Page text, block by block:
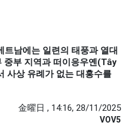
트남에는 일련의 태풍과 열대
중부 지역과 떠이응우옌(Tây
사상 유례가 없는 대홍수를
金曜日 , 14:16, 28/11/2025
VOV5